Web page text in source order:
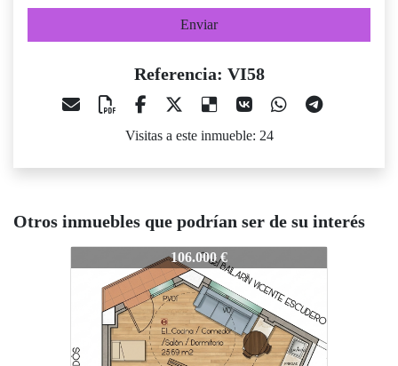
Enviar
Referencia: VI58
Visitas a este inmueble: 24
Otros inmuebles que podrían ser de su interés
117.000 €